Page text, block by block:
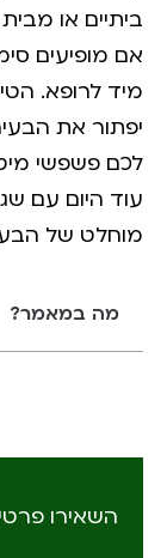
ביתיים או
אם מופיעים
מיד לרופא.
יפתור את
לכם פשפשי
עוד היום עם
מוחלט של
מה במאמר?
השאירו